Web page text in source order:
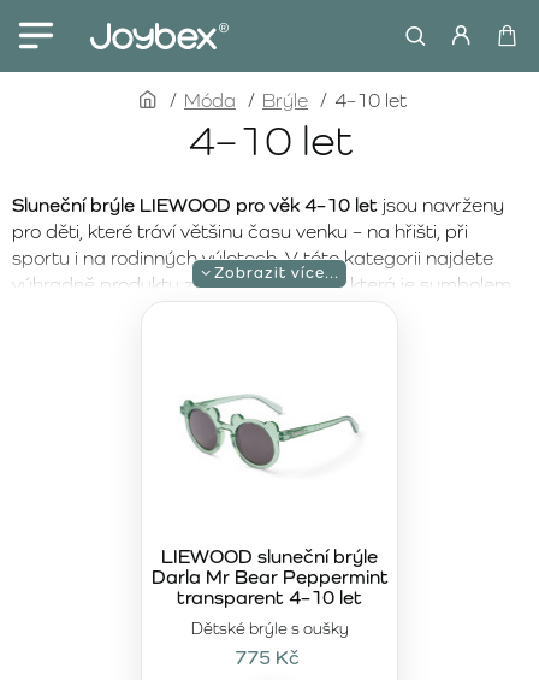
4–10 let
homeMóda Brýle 4–10 let
Sluneční brýle LIEWOOD pro věk 4–10 let jsou navrženy
pro děti, které tráví většinu času venku – na hřišti, při
sportu i na rodinných výletech. V této kategorii najdete
výhradně produkty značky LIEWOOD, která je symbolem
skandinávského minimalismu a vysoké kvality zpracování.
Děti ve věku 4–10 let potřebují brýle, které vydrží jejich
tempo. LIEWOOD proto nabízíodolné a zároveň flexibilní
, které pohodlně sedí a přizpůsobí se aktivnímu
horách i ve městě. Lehká konstrukce minimalizuje tlak a
zaručuje příjemné nošení po celý den.
prémiové kvality, funkčnosti a
nadčasového designu, kategorie 4–10 let je správnou
volbou. LIEWOOD představuje prémiovou značku, která
Dětské brýle s oušky
LIEWOOD sluneční brýle
Darla Mr Bear Peppermint
transparent 4–10 let
775 Kč